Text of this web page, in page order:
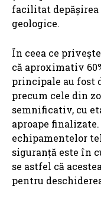
facilitat
geologice.
În ceea ce
că aproximativ
principale au fost
precum cele din
semnificativ, cu
aproape
echipamentelor
siguranță este în
se astfel că
pentru